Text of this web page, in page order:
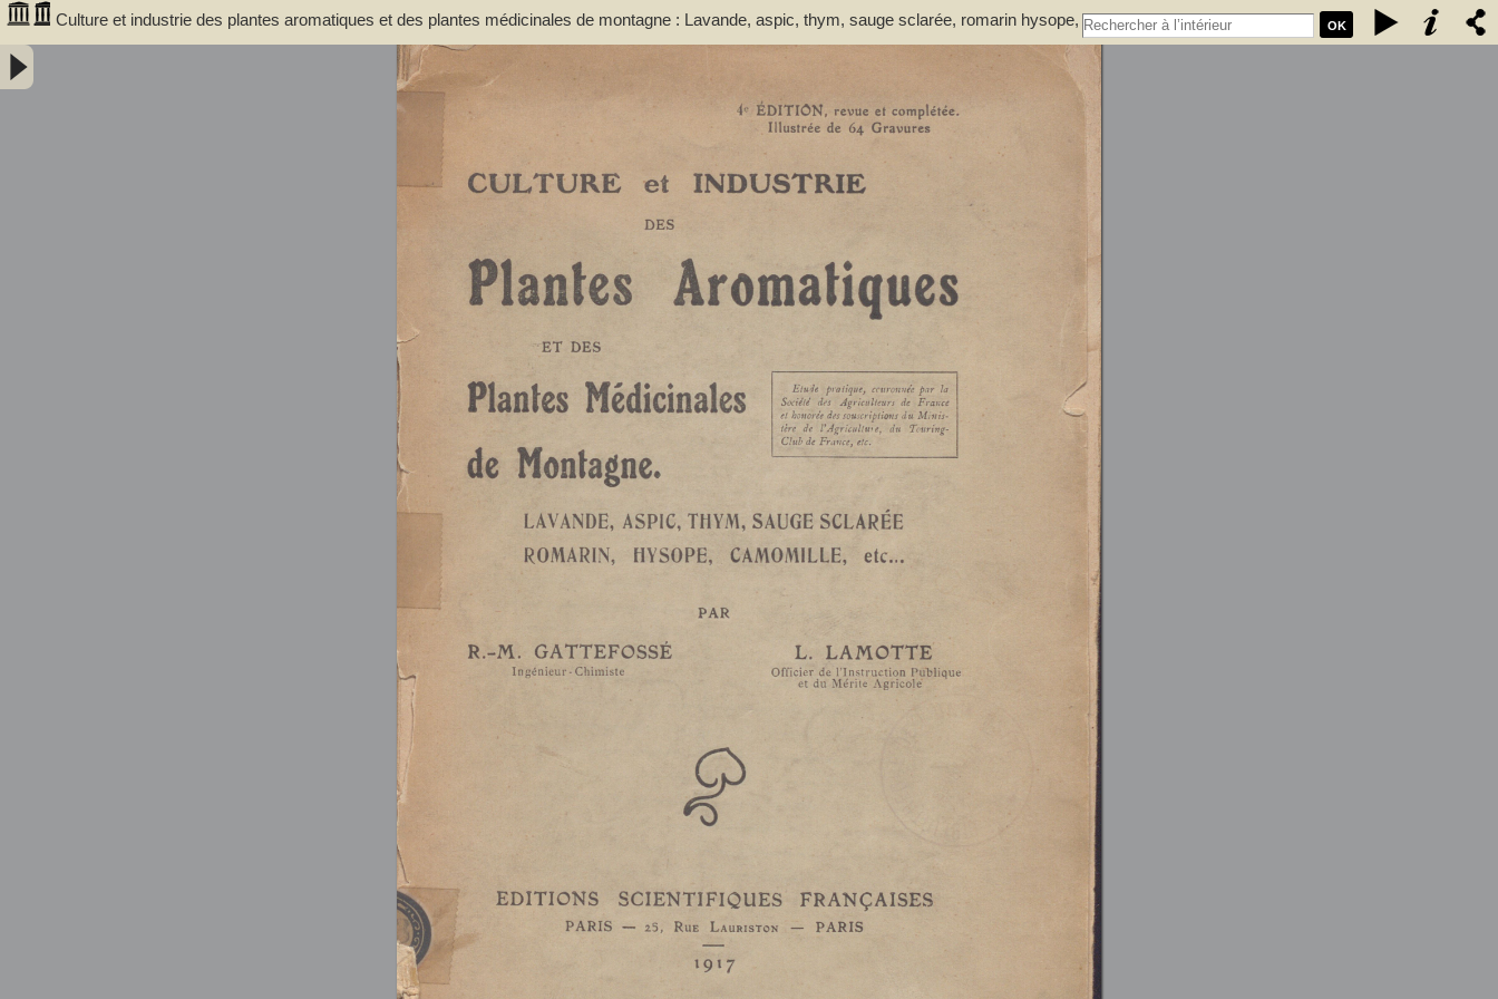
OK
Culture et industrie des plantes aromatiques et des plantes médicinales de montagne : Lavande, aspic, thym, sauge sclarée, romarin hysope,
camomille - Gattefossé, René Maurice (1881-1950). Auteur